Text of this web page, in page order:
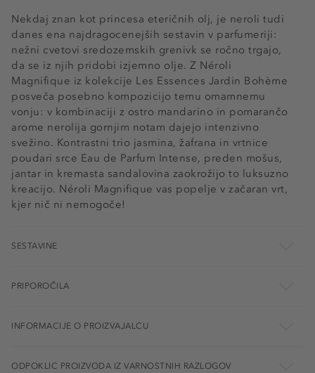
Nekdaj znan kot princesa eteričnih olj, je neroli tudi
danes ena najdragocenejših sestavin v parfumeriji:
nežni cvetovi sredozemskih grenivk se ročno trgajo,
da se iz njih pridobi izjemno olje. Z Néroli
Magnifique iz kolekcije Les Essences Jardin Bohème
posveča posebno kompozicijo temu omamnemu
vonju: v kombinaciji z ostro mandarino in pomarančo
arome nerolija gornjim notam dajejo intenzivno
svežino. Kontrastni trio jasmina, žafrana in vrtnice
poudari srce Eau de Parfum Intense, preden mošus,
jantar in kremasta sandalovina zaokrožijo to luksuzno
kreacijo. Néroli Magnifique vas popelje v začaran vrt,
kjer nič ni nemogoče!
SESTAVINE
PRIPOROČILA
INFORMACIJE O PROIZVAJALCU
ODPOKLIC PROIZVODA IZ VARNOSTNIH RAZLOGOV